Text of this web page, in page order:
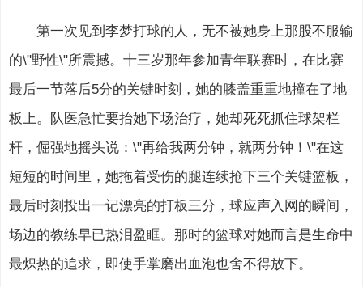
第一次见到李梦打球的人，无不被她身上那股不服输
的\"野性\"所震撼。十三岁那年参加青年联赛时，在比赛
最后一节落后5分的关键时刻，她的膝盖重重地撞在了地
板上。队医急忙要抬她下场治疗，她却死死抓住球架栏
杆，倔强地摇头说：\"再给我两分钟，就两分钟！\"在这
短短的时间里，她拖着受伤的腿连续抢下三个关键篮板，
最后时刻投出一记漂亮的打板三分，球应声入网的瞬间，
场边的教练早已热泪盈眶。那时的篮球对她而言是生命中
最炽热的追求，即使手掌磨出血泡也舍不得放下。